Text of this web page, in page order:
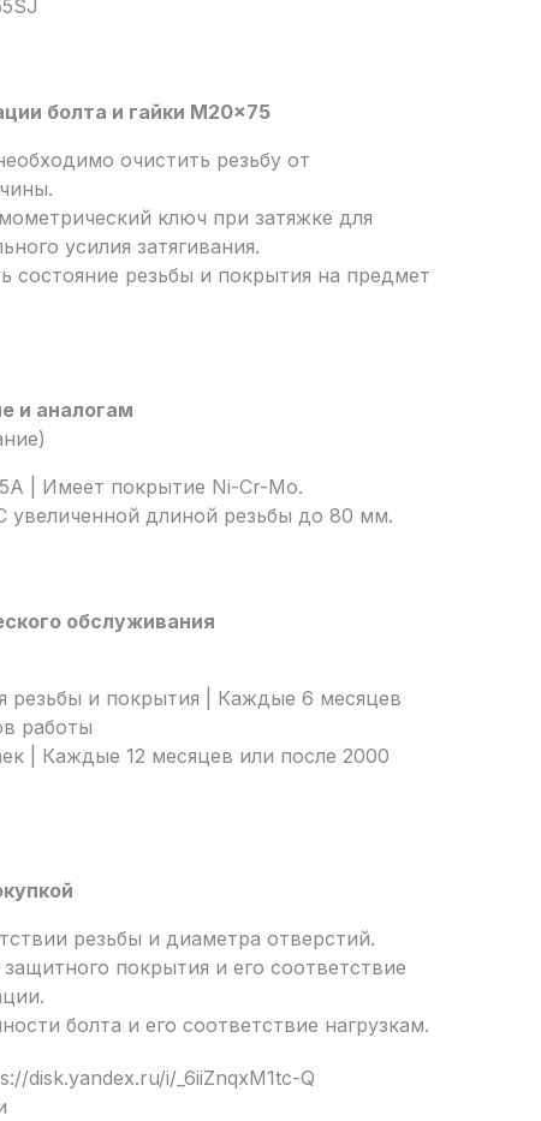
болта и гайки M20x75
очистить резьбу от
ключ при затяжке для
усилия затягивания.
состояние резьбы и покрытия на предмет
и аналогам
| Имеет покрытие Ni-Cr-Mo.
увеличенной длиной резьбы до 80 мм.
обслуживания
резьбы и покрытия | Каждые 6 месяцев
работы
| Каждые 12 месяцев или после 2000
резьбы и диаметра отверстий.
покрытия и его соответствие
болта и его соответствие нагрузкам.
disk.yandex.ru/i/_6iiZnqxM1tc-Q